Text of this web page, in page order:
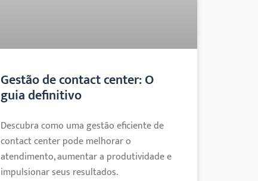
Gestão de contact center: O
guia definitivo
Descubra como uma gestão eficiente de
contact center pode melhorar o
atendimento, aumentar a produtividade e
impulsionar seus resultados.